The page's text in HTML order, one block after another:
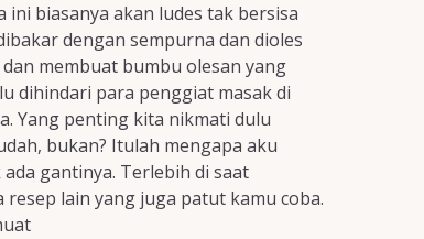
biasanya akan ludes tak bersisa
dengan sempurna dan dioles
membuat bumbu olesan yang
dihindari para penggiat masak di
Yang penting kita nikmati dulu
bukan? Itulah mengapa aku
gantinya. Terlebih di saat
lain yang juga patut kamu coba.